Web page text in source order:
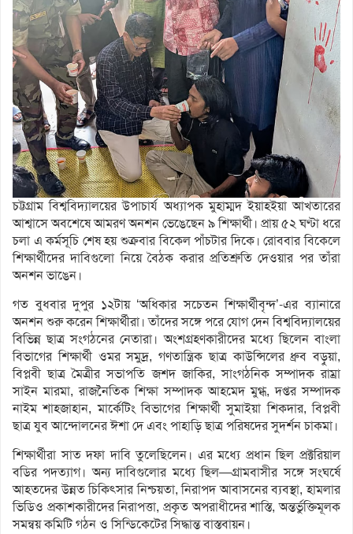
চট্টগ্রাম বিশ্ববিদ্যালয়ের উপাচার্য অধ্যাপক মুহাম্মদ ইয়াহইয়া আখতারের
আশ্বাসে অবশেষে আমরণ অনশন ভেঙেছেন ৯ শিক্ষার্থী। প্রায় ৫২ ঘণ্টা ধরে
চলা এ কর্মসূচি শেষ হয় শুক্রবার বিকেল পাঁচটার দিকে। রোববার বিকেলে
শিক্ষার্থীদের দাবিগুলো নিয়ে বৈঠক করার প্রতিশ্রুতি দেওয়ার পর তাঁরা
অনশন ভাঙেন।
গত বুধবার দুপুর ১২টায় ‘অধিকার সচেতন শিক্ষার্থীবৃন্দ’-এর ব্যানারে
অনশন শুরু করেন শিক্ষার্থীরা। তাঁদের সঙ্গে পরে যোগ দেন বিশ্ববিদ্যালয়ের
বিভিন্ন ছাত্র সংগঠনের নেতারা। অংশগ্রহণকারীদের মধ্যে ছিলেন বাংলা
বিভাগের শিক্ষার্থী ওমর সমুদ্র, গণতান্ত্রিক ছাত্র কাউন্সিলের ধ্রুব বড়ুয়া,
বিপ্লবী ছাত্র মৈত্রীর সভাপতি জশদ জাকির, সাংগঠনিক সম্পাদক রাম্রা
সাইন মারমা, রাজনৈতিক শিক্ষা সম্পাদক আহমেদ মুগ্ধ, দপ্তর সম্পাদক
নাইম শাহজাহান, মার্কেটিং বিভাগের শিক্ষার্থী সুমাইয়া শিকদার, বিপ্লবী
ছাত্র যুব আন্দোলনের ঈশা দে এবং পাহাড়ি ছাত্র পরিষদের সুদর্শন চাকমা।
শিক্ষার্থীরা সাত দফা দাবি তুলেছিলেন। এর মধ্যে প্রধান ছিল প্রক্টরিয়াল
বডির পদত্যাগ। অন্য দাবিগুলোর মধ্যে ছিল—গ্রামবাসীর সঙ্গে সংঘর্ষে
আহতদের উন্নত চিকিৎসার নিশ্চয়তা, নিরাপদ আবাসনের ব্যবস্থা, হামলার
ভিডিও প্রকাশকারীদের নিরাপত্তা, প্রকৃত অপরাধীদের শাস্তি, অন্তর্ভুক্তিমূলক
সমন্বয় কমিটি গঠন ও সিন্ডিকেটের সিদ্ধান্ত বাস্তবায়ন।